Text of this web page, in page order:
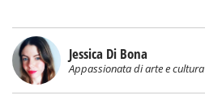
Jessica Di Bona
Appassionata di arte e cultura